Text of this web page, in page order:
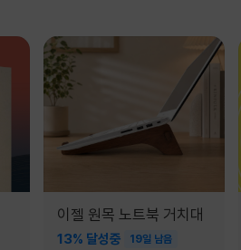
이젤 원목 노트북 거치대
13% 달성중 19일 남음